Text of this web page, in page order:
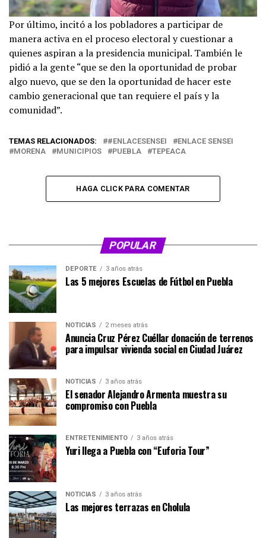
Por último, incitó a los pobladores a participar de
manera activa en el proceso electoral y cuestionar a
quienes aspiran a la presidencia municipal. También le
pidió a la gente “que se den la oportunidad de probar
algo nuevo, que se den la oportunidad de hacer este
cambio generacional que tan requiere el país y la
comunidad”.
TEMAS RELACIONADOS: #ENLACESENSEI
ENLACE SENSEI
MORENA
MUNICIPIOS PUEBLA TEPEACA
HAGA CLICK PARA COMENTAR
POPULAR
DEPORTE 3 años atrás
Las 5 mejores Escuelas de Fútbol en Puebla
NOTICIAS 2 meses atrás
Anuncia Cruz Pérez Cuéllar donación de terrenos
para impulsar vivienda social en Ciudad Juárez
NOTICIAS 3 años atrás
El senador Alejandro Armenta muestra su
compromiso con Puebla
ENTRETENIMIENTO 3 años atrás
Yuri llega a Puebla con “Euforia Tour”
NOTICIAS 3 años atrás
Las mejores terrazas en Cholula